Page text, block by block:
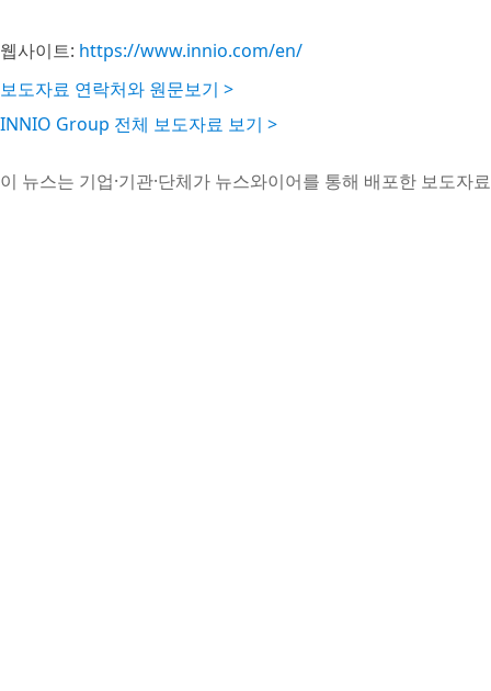
웹사이트: https://www.innio.com/en/
보도자료 연락처와 원문보기 >
INNIO Group 전체 보도자료 보기 >
이 뉴스는 기업·기관·단체가 뉴스와이어를 통해 배포한 보도자